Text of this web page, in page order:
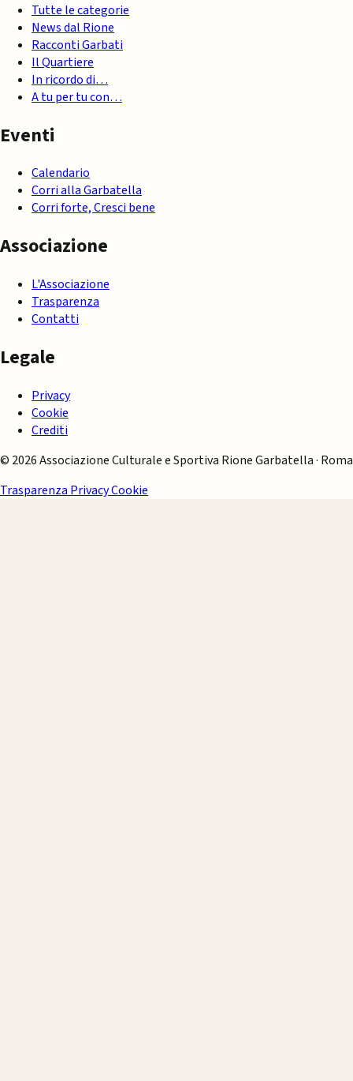
Tutte le categorie
News dal Rione
Racconti Garbati
Il Quartiere
In ricordo di…
A tu per tu con…
Eventi
Calendario
Corri alla Garbatella
Corri forte, Cresci bene
Associazione
L'Associazione
Trasparenza
Contatti
Legale
Privacy
Cookie
Crediti
© 2026 Associazione Culturale e Sportiva Rione Garbatella · Roma
Trasparenza PrivacyCookie